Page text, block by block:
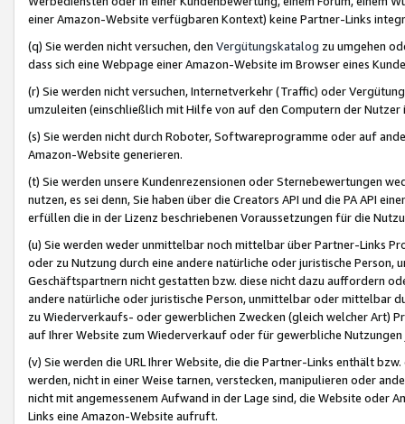
einer Amazon-Website verfügbaren Kontext) keine Partner-Links
(q) Sie werden nicht versuchen, den Vergütungskatalog zu umgehen
dass sich eine Webpage einer Amazon-Website im Browser eines
(r) Sie werden nicht versuchen, Internetverkehr (Traffic) oder
umzuleiten (einschließlich mit Hilfe von auf den Computern der
(s) Sie werden nicht durch Roboter, Softwareprogramme oder auf
Amazon-Website generieren.
(t) Sie werden unsere Kundenrezensionen oder Sternebewertungen
nutzen, es sei denn, Sie haben über die Creators API und die PA API
erfüllen die in der Lizenz beschriebenen Voraussetzungen für die
(u) Sie werden weder unmittelbar noch mittelbar über Partner-Links
oder zu Nutzung durch eine andere natürliche oder juristische
Geschäftspartnern nicht gestatten bzw. diese nicht dazu auffordern
andere natürliche oder juristische Person, unmittelbar oder mittelbar
zu Wiederverkaufs- oder gewerblichen Zwecken (gleich welcher Art)
auf Ihrer Website zum Wiederverkauf oder für gewerbliche
(v) Sie werden die URL Ihrer Website, die die Partner-Links enthält
werden, nicht in einer Weise tarnen, verstecken, manipulieren oder
nicht mit angemessenem Aufwand in der Lage sind, die Website oder
Links eine Amazon-Website aufruft.